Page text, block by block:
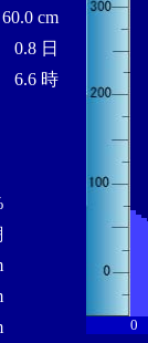
60.0 cm
0.8 日
6.6 時
0